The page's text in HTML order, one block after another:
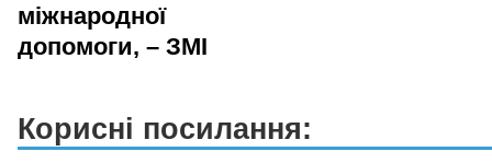
міжнародної
допомоги, – ЗМІ
Корисні посилання: